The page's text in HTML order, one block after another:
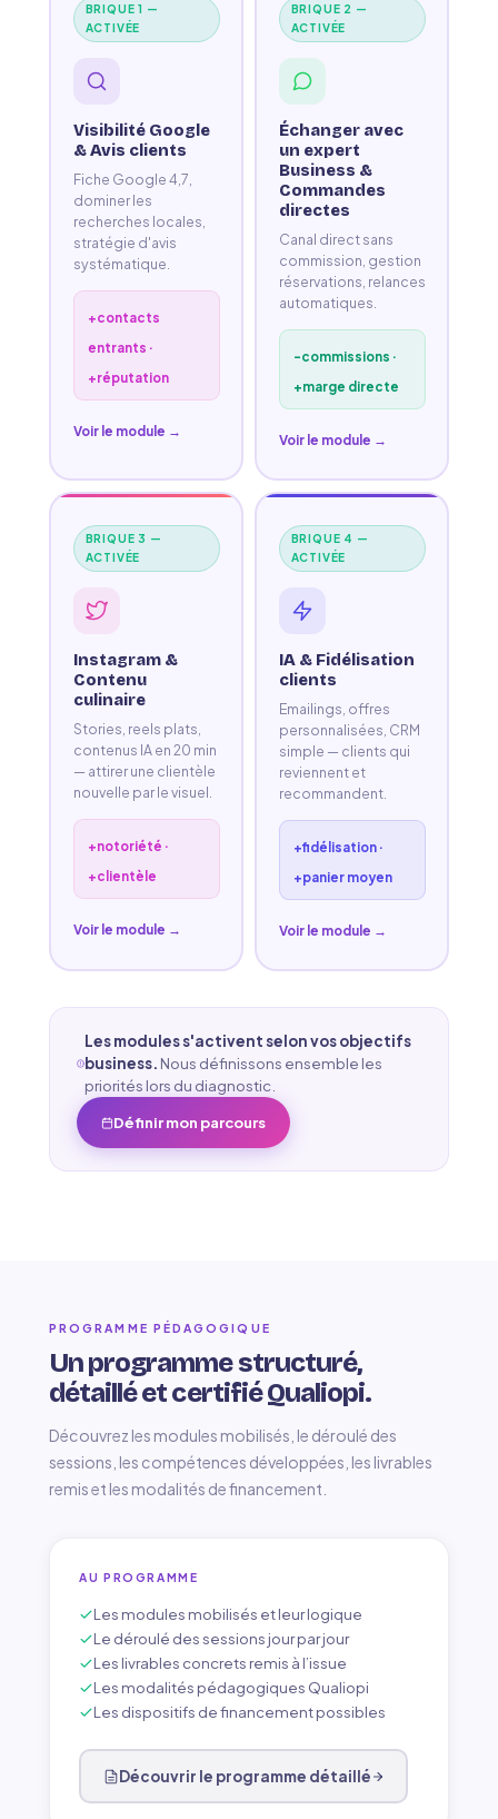
BRIQUE 1 —
ACTIVÉE
Visibilité Google
& Avis clients
Fiche Google 4,7,
dominer les
recherches locales,
stratégie d'avis
systématique.
+contacts
entrants ·
+réputation
Voir le module →
BRIQUE 2 —
ACTIVÉE
Échanger avec
un expert
Business &
Commandes
directes
Canal direct sans
commission, gestion
réservations, relances
automatiques.
-commissions ·
+marge directe
Voir le module →
BRIQUE 3 —
ACTIVÉE
Instagram &
Contenu
culinaire
Stories, reels plats,
contenus IA en 20 min
— attirer une clientèle
nouvelle par le visuel.
+notoriété ·
+clientèle
Voir le module →
BRIQUE 4 —
ACTIVÉE
IA & Fidélisation
clients
Emailings, offres
personnalisées, CRM
simple — clients qui
reviennent et
recommandent.
+fidélisation ·
+panier moyen
Voir le module →
Les modules s'activent selon vos objectifs
business. Nous définissons ensemble les
priorités lors du diagnostic.
Définir mon parcours
PROGRAMME PÉDAGOGIQUE
Un programme structuré,
détaillé et certifié Qualiopi.
Découvrez les modules mobilisés, le déroulé des
sessions, les compétences développées, les livrables
remis et les modalités de financement.
AU PROGRAMME
Les modules mobilisés et leur logique
Le déroulé des sessions jour par jour
Les livrables concrets remis à l’issue
Les modalités pédagogiques Qualiopi
Les dispositifs de financement possibles
Découvrir le programme détaillé